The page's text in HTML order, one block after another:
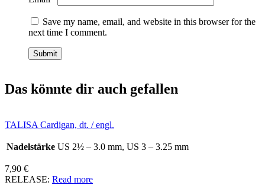
Save my name, email, and website in this browser for the
next time I comment.
Das könnte dir auch gefallen
TALISA Cardigan, dt. / engl.
Nadelstärke US 2½ – 3.0 mm, US 3 – 3.25 mm
7,90 €
RELEASE: Read more